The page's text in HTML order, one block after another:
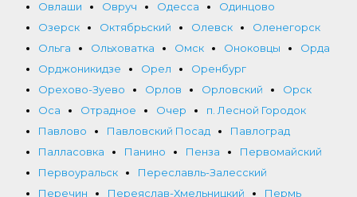
Овлаши Овруч Одесса
Одинцово
Озерск
Октябрьский Олевск
Оленегорск
Ольга
Ольховатка Омск Оноковцы
Орда
Орджоникидзе
Орел
Оренбург
Орехово-Зуево
Орлов Орловский
Орск
Оса
Отрадное Очер
п. Лесной Городок
Павлово
Павловский Посад
Павлоград
Палласовка
Панино Пенза
Первомайский
Первоуральск
Переславль-Залесский
Перечин
Переяслав-Хмельницкий
Пермь